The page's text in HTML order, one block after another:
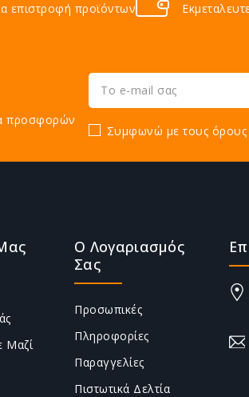
επιστροφή προϊόντων
προσφορών
Συμφωνώ με τους όρους
Μαζί
Ο Λογαριασμός
Σας
Προσωπικές
Πληροφορίες
Παραγγελίες
Πιστωτικά Δελτία